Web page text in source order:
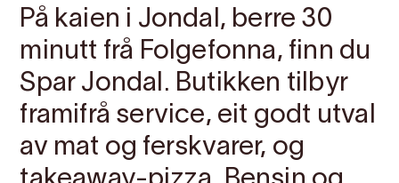
På kaien i Jondal, berre 30
minutt frå Folgefonna, finn du
Spar Jondal. Butikken tilbyr
framifrå service, eit godt utval
av mat og ferskvarer, og